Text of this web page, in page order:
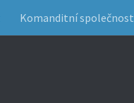
Komanditní společnost